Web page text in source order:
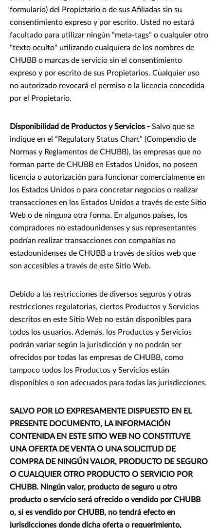
formulario) del Propietario o de sus Afiliadas sin su
consentimiento expreso y por escrito. Usted no estará
facultado para utilizar ningún “meta-tags” o cualquier otro
"texto oculto" utilizando cualquiera de los nombres de
CHUBB o marcas de servicio sin el consentimiento
expreso y por escrito de sus Propietarios. Cualquier uso
no autorizado revocará el permiso o la licencia concedida
por el Propietario.
Disponibilidad de Productos y Servicios - Salvo que se
indique en el “Regulatory Status Chart” (Compendio de
Normas y Reglamentos de CHUBB), las empresas que no
forman parte de CHUBB en Estados Unidos, no poseen
licencia o autorización para funcionar comercialmente en
los Estados Unidos o para concretar negocios o realizar
transacciones en los Estados Unidos a través de este Sitio
Web o de ninguna otra forma. En algunos países, los
compradores no estadounidenses y sus representantes
podrían realizar transacciones con compañías no
estadounidenses de CHUBB a través de sitios web que
son accesibles a través de este Sitio Web.
Debido a las restricciones de diversos seguros y otras
restricciones regulatorias, ciertos Productos y Servicios
descritos en este Sitio Web no están disponibles para
todos los usuarios. Además, los Productos y Servicios
podrán variar según la jurisdicción y no podrán ser
ofrecidos por todas las empresas de CHUBB, como
tampoco todos los Productos y Servicios están
disponibles o son adecuados para todas las jurisdicciones.
SALVO POR LO EXPRESAMENTE DISPUESTO EN EL
PRESENTE DOCUMENTO, LA INFORMACIÓN
CONTENIDA EN ESTE SITIO WEB NO CONSTITUYE
UNA OFERTA DE VENTA O UNA SOLICITUD DE
COMPRA DE NINGÚN VALOR, PRODUCTO DE SEGURO
O CUALQUIER OTRO PRODUCTO O SERVICIO POR
CHUBB. Ningún valor, producto de seguro u otro
producto o servicio será ofrecido o vendido por CHUBB
o, si es vendido por CHUBB, no tendrá efecto en
jurisdicciones donde dicha oferta o requerimiento,